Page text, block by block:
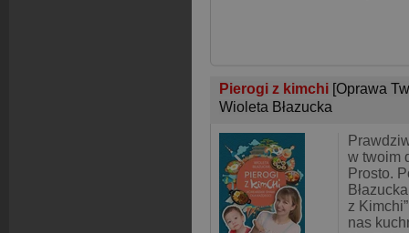
Pierogi z kimchi [Oprawa
Wioleta Błazucka
w twoim
Prosto.
z
nas